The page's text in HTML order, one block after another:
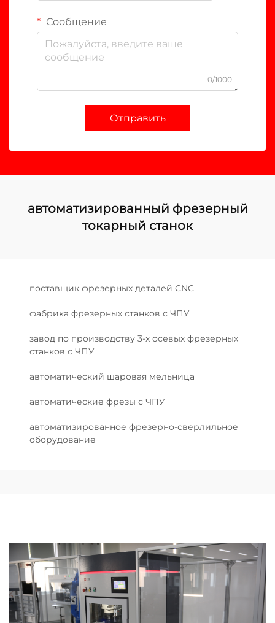
Сообщение
0/1000
Отправить
автоматизированный фрезерный
токарный станок
поставщик фрезерных деталей CNC
фабрика фрезерных станков с ЧПУ
завод по производству 3-х осевых фрезерных
станков с ЧПУ
автоматический шаровая мельница
автоматические фрезы с ЧПУ
автоматизированное фрезерно-сверлильное
оборудование